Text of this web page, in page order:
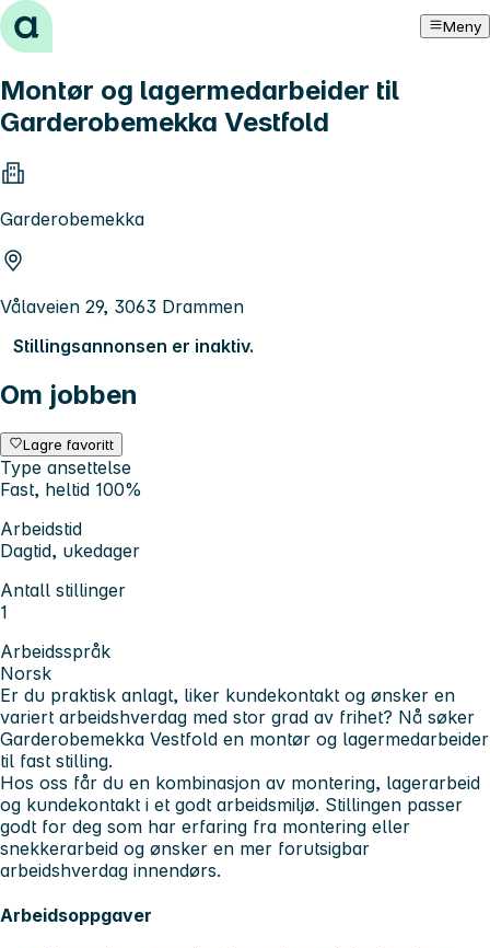
Hopp til innhold Meny
Montør og lagermedarbeider til
Garderobemekka Vestfold
Garderobemekka
Vålaveien 29, 3063 Drammen
Stillingsannonsen er inaktiv.
Om jobben
Lagre favoritt
Type ansettelse
Fast, heltid 100%
Arbeidstid
Dagtid, ukedager
Antall stillinger
1
Arbeidsspråk
Norsk
Er du praktisk anlagt, liker kundekontakt og ønsker en
variert arbeidshverdag med stor grad av frihet? Nå søker
Garderobemekka Vestfold en montør og lagermedarbeider
til fast stilling.
Hos oss får du en kombinasjon av montering, lagerarbeid
og kundekontakt i et godt arbeidsmiljø. Stillingen passer
godt for deg som har erfaring fra montering eller
snekkerarbeid og ønsker en mer forutsigbar
arbeidshverdag innendørs.
Arbeidsoppgaver